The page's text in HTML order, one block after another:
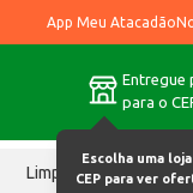
App Meu Atacadão
Entregue
para o
Escolha uma
CEP para ver
Limpeza